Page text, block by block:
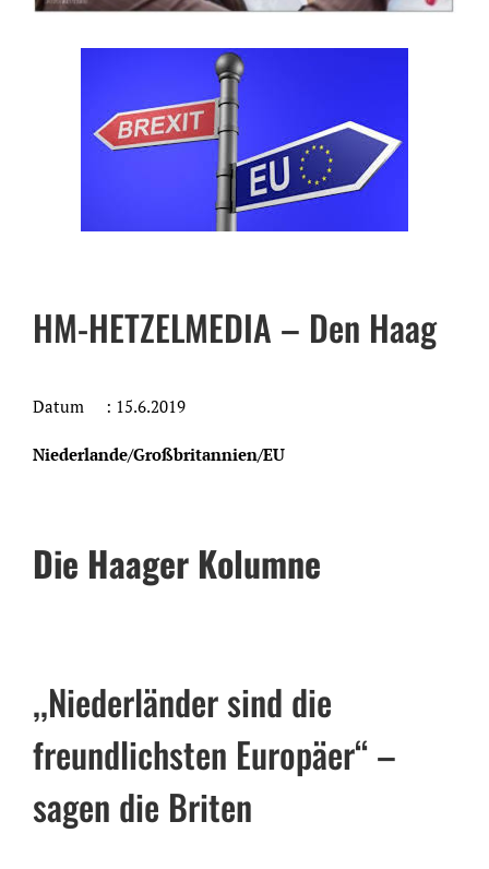
HM-HETZELMEDIA – Den Haag
Datum : 15.6.2019
Niederlande/Großbritannien/EU
Die Haager Kolumne
,,Niederländer sind die
freundlichsten Europäer‘‘ –
sagen die Briten